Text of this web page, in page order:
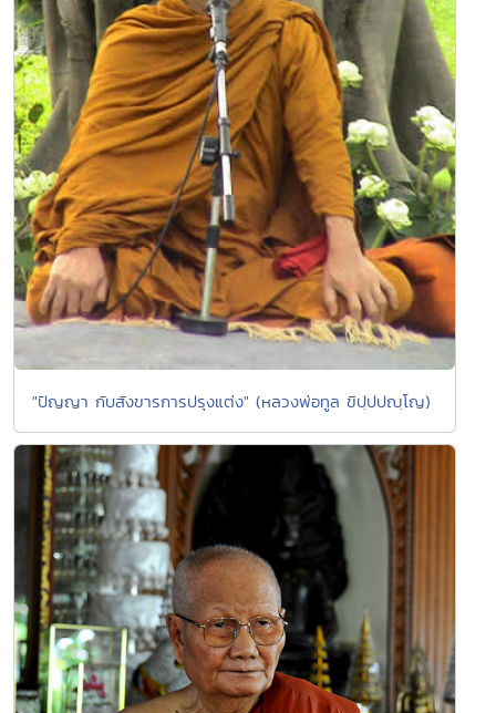
"ปัญญา กับสังขารการปรุงแต่ง" (หลวงพ่อทูล ขิปฺปปญฺโญ)